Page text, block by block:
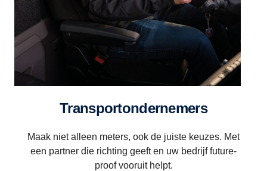
Transportondernemers
Maak niet alleen meters, ook de juiste keuzes. Met
een partner die richting geeft en uw bedrijf future-
proof vooruit helpt.